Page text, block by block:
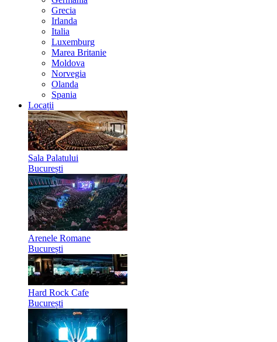
Grecia
Irlanda
Italia
Luxemburg
Marea Britanie
Moldova
Norvegia
Olanda
Spania
Locații
Sala Palatului
București
Arenele Romane
București
Hard Rock Cafe
București